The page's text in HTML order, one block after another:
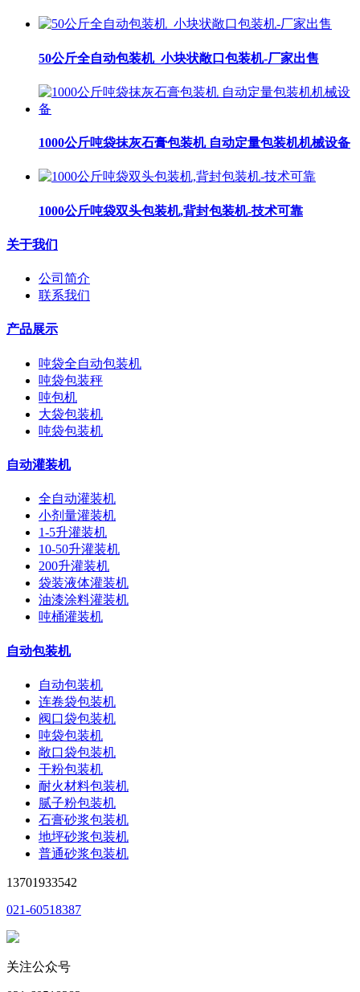
50公斤全自动包装机_小块状敞口包装机-厂家出售
1000公斤吨袋抹灰石膏包装机 自动定量包装机机械设备
1000公斤吨袋双头包装机,背封包装机-技术可靠
关于我们
公司简介
联系我们
产品展示
吨袋全自动包装机
吨袋包装秤
吨包机
大袋包装机
吨袋包装机
自动灌装机
全自动灌装机
小剂量灌装机
1-5升灌装机
10-50升灌装机
200升灌装机
袋装液体灌装机
油漆涂料灌装机
吨桶灌装机
自动包装机
自动包装机
连卷袋包装机
阀口袋包装机
吨袋包装机
敞口袋包装机
干粉包装机
耐火材料包装机
腻子粉包装机
石膏砂浆包装机
地坪砂浆包装机
普通砂浆包装机
13701933542
021-60518387
关注公众号